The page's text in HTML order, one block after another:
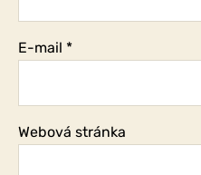
E-mail *
Webová stránka